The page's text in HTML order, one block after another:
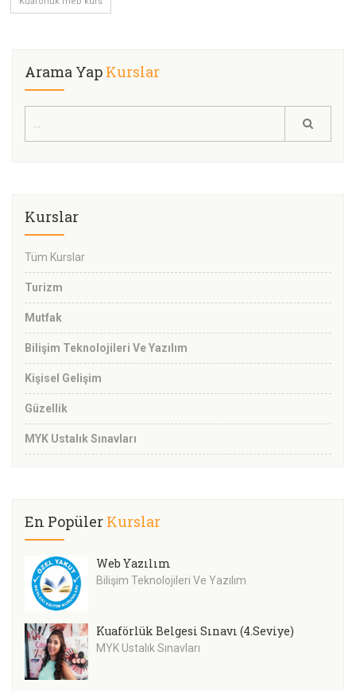
Arama Yap Kurslar
Kurslar
Tüm Kurslar
Turizm
Mutfak
Bilişim Teknolojileri Ve Yazılım
Kişisel Gelişim
Güzellik
MYK Ustalık Sınavları
En Popüler Kurslar
Web Yazılım
Bilişim Teknolojileri Ve Yazılım
Kuaförlük Belgesi Sınavı (4.Seviye)
MYK Ustalık Sınavları